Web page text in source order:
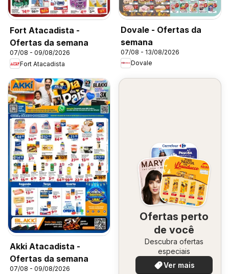
Fort Atacadista -
Ofertas da semana
07/08 - 09/08/2026
Fort Atacadista
Dovale - Ofertas da
semana
07/08 - 13/08/2026
Dovale
Akki Atacadista -
Ofertas da semana
07/08 - 09/08/2026
Ofertas perto
de você
Descubra ofertas
especiais
Ver mais